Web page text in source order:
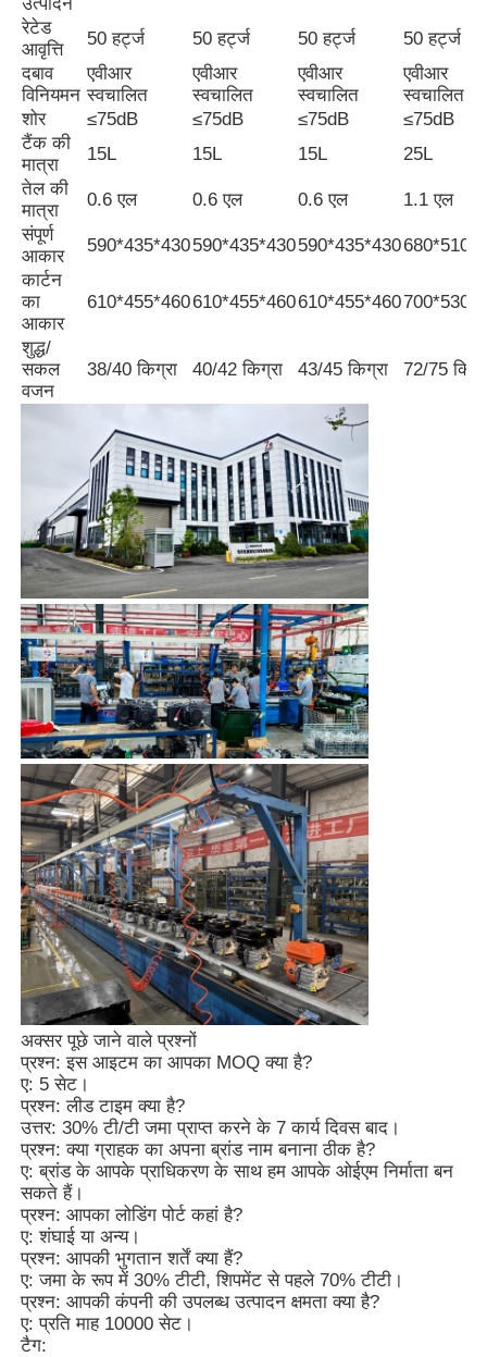
सीएनजी जनरेटर सेट
जनरेटर सहायक उपकरण
मोबाइल लाइटिंग वाहन
रेटेड
आवृत्ति
50 हर्ट्ज 50 हर्ट्ज 50 हर्ट्ज
50 हर्ट्ज
दबाव
विनियमन
एवीआर
स्वचालित
एवीआर
स्वचालित
एवीआर
स्वचालित
एवीआर
स्वचालित
शोर
≤75dB ≤75dB ≤75dB
≤75dB
टैंक की
मात्रा
15L 15L 15L
25L
तेल की
मात्रा
0.6 एल 0.6 एल 0.6 एल
1.1 एल
संपूर्ण
आकार
590*435*430590*435*430590*435*430
कार्टन
का
आकार
610*455*460610*455*460610*455*460
शुद्ध/
सकल
वजन
38/40 किग्रा 40/42 किग्रा 43/45 किग्रा 72/75
अक्सर पूछे जाने वाले प्रश्नों
प्रश्न: इस आइटम का आपका MOQ क्या है?
ए: 5 सेट।
प्रश्न: लीड टाइम क्या है?
उत्तर: 30% टी/टी जमा प्राप्त करने के 7 कार्य दिवस बाद।
प्रश्न: क्या ग्राहक का अपना ब्रांड नाम बनाना ठीक है?
ए: ब्रांड के आपके प्राधिकरण के साथ हम आपके ओईएम निर्माता बन
सकते हैं।
प्रश्न: आपका लोडिंग पोर्ट कहां है?
ए: शंघाई या अन्य।
प्रश्न: आपकी भुगतान शर्तें क्या हैं?
ए: जमा के रूप में 30% टीटी, शिपमेंट से पहले 70% टीटी।
प्रश्न: आपकी कंपनी की उपलब्ध उत्पादन क्षमता क्या है?
ए: प्रति माह 10000 सेट।
टैग: